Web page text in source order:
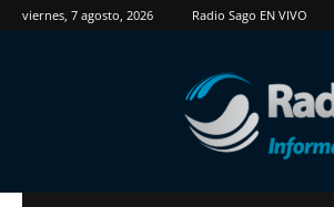
viernes, 7 agosto, 2026 Radio Sago EN VIVO
RadioSago